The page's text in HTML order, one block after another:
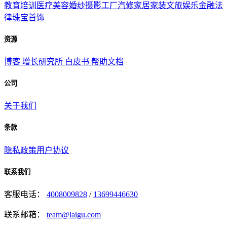
教育培训 医疗美容婚纱摄影工厂汽修家居家装文旅娱乐金融法
律珠宝首饰
资源
博客 增长研究所 白皮书 帮助文档
公司
关于我们
条款
隐私政策用户协议
联系我们
客服电话： 4008009828 / 13699446630
联系邮箱： team@laigu.com